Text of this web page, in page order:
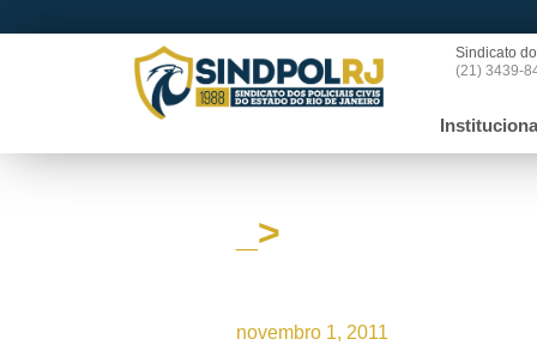
Sindicato
(21) 3439-
_>
novembro 1, 2011